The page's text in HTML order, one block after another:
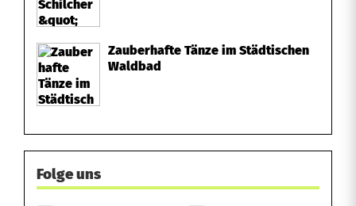
Zauberhafte Tänze im Städtischen
Waldbad
Folge uns